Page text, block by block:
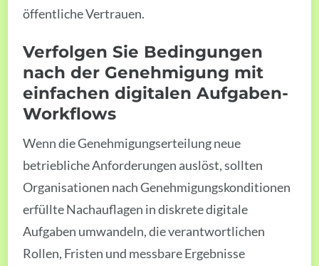
öffentliche Vertrauen.
Verfolgen Sie Bedingungen
nach der Genehmigung mit
einfachen digitalen Aufgaben-
Workflows
Wenn die Genehmigungserteilung neue
betriebliche Anforderungen auslöst, sollten
Organisationen nach Genehmigungskonditionen
erfüllte Nachauflagen in diskrete digitale
Aufgaben umwandeln, die verantwortlichen
Rollen, Fristen und messbare Ergebnisse